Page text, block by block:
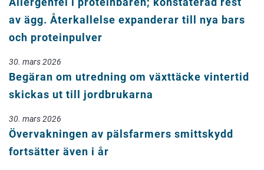
av ägg. Återkallelse expanderar till nya bars
och proteinpulver
30. mars 2026
Begäran om utredning om växttäcke vintertid
skickas ut till jordbrukarna
30. mars 2026
Övervakningen av pälsfarmers smittskydd
fortsätter även i år